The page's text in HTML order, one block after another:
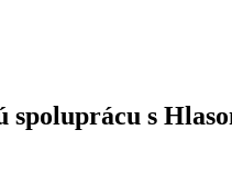
spoluprácu s